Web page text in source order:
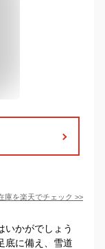
庫を楽天でチェック >>
いかがでしょう
底に備え、雪道